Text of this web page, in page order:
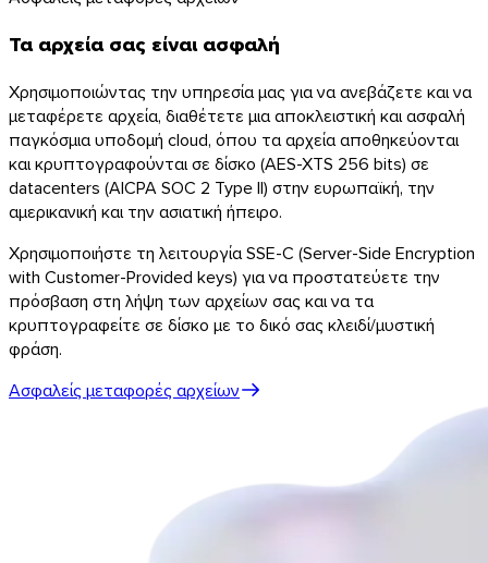
Υπολογιστής, κινητό, πρόγραμμα περιήγησης και e-mail —
Όλες οι εφαρμογές
Ανακαλύψτε το API
Τεκμηρίωση API
TransferNow API
Αυτοματοποιήστε τις μεταφορές σας —
δωρεάν δοκιμή.
Στείλτε κάθε τύπο αρχείου
Υποστήριξη & FAQ
Επικοινωνία με την υποστήριξη
Τα αρχεία σας είναι ασφαλή
Χρησιμοποιώντας την υπηρεσία μας για να ανεβάζετε και να
μεταφέρετε αρχεία, διαθέτετε μια αποκλειστική και ασφαλή
παγκόσμια υποδομή cloud, όπου τα αρχεία αποθηκεύονται
και κρυπτογραφούνται σε δίσκο (AES-XTS 256 bits) σε
datacenters (AICPA SOC 2 Type II) στην ευρωπαϊκή, την
αμερικανική και την ασιατική ήπειρο.
Χρησιμοποιήστε τη λειτουργία SSE-C (Server-Side Encryption
with Customer-Provided keys) για να προστατεύετε την
πρόσβαση στη λήψη των αρχείων σας και να τα
κρυπτογραφείτε σε δίσκο με το δικό σας κλειδί/μυστική
φράση.
Ασφαλείς μεταφορές αρχείων